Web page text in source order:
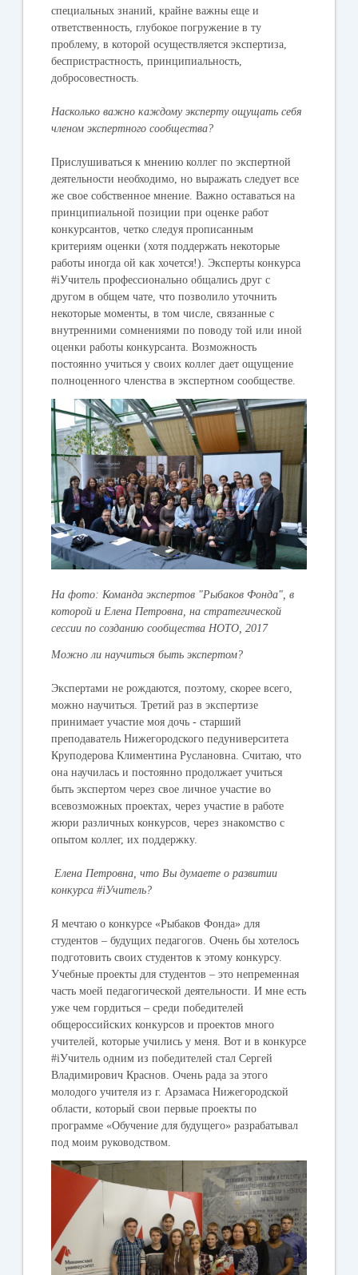
специальных знаний, крайне важны еще и
ответственность, глубокое погружение в ту
проблему, в которой осуществляется экспертиза,
беспристрастность, принципиальность,
добросовестность.
Насколько важно каждому эксперту ощущать себя
членом экспертного сообщества?
Прислушиваться к мнению коллег по экспертной
деятельности необходимо, но выражать следует все
же свое собственное мнение. Важно оставаться на
принципиальной позиции при оценке работ
конкурсантов, четко следуя прописанным
критериям оценки (хотя поддержать некоторые
работы иногда ой как хочется!). Эксперты конкурса
#iУчитель профессионально общались друг с
другом в общем чате, что позволило уточнить
некоторые моменты, в том числе, связанные с
внутренними сомнениями по поводу той или иной
оценки работы конкурсанта. Возможность
постоянно учиться у своих коллег дает ощущение
полноценного членства в экспертном сообществе.
На фото: Команда экспертов "Рыбаков Фонда", в
которой и Елена Петровна, на стратегической
сессии по созданию сообщества НОТО, 2017
Можно ли научиться быть экспертом?
Экспертами не рождаются, поэтому, скорее всего,
можно научиться. Третий раз в экспертизе
принимает участие моя дочь - старший
преподаватель Нижегородского педуниверситета
Круподерова Климентина Руслановна. Считаю, что
она научилась и постоянно продолжает учиться
быть экспертом через свое личное участие во
всевозможных проектах, через участие в работе
жюри различных конкурсов, через знакомство с
опытом коллег, их поддержку.
Елена Петровна, что Вы думаете о развитии
конкурса #iУчитель?
Я мечтаю о конкурсе «Рыбаков Фонда» для
студентов – будущих педагогов. Очень бы хотелось
подготовить своих студентов к этому конкурсу.
Учебные проекты для студентов – это непременная
часть моей педагогической деятельности. И мне есть
уже чем гордиться – среди победителей
общероссийских конкурсов и проектов много
учителей, которые учились у меня. Вот и в конкурсе
#iУчитель одним из победителей стал Сергей
Владимирович Краснов. Очень рада за этого
молодого учителя из г. Арзамаса Нижегородской
области, который свои первые проекты по
программе «Обучение для будущего» разрабатывал
под моим руководством.